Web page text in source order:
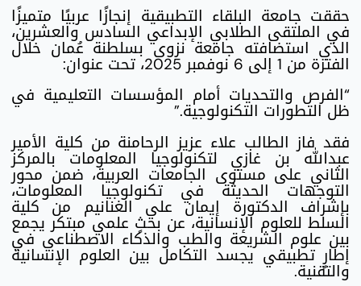
حققت جامعة البلقاء التطبيقية إنجازًا عربيًا متميزًا
في الملتقى الطلابي الإبداعي السادس والعشرين،
الذي استضافته جامعة نزوى بسلطنة عُمان خلال
الفترة من 1 إلى 6 نوفمبر 2025، تحت عنوان:
“الفرص والتحديات أمام المؤسسات التعليمية في
ظل التطورات التكنولوجية.”
فقد فاز الطالب علاء عزيز الرحامنة من كلية الأمير
عبدالله بن غازي لتكنولوجيا المعلومات بالمركز
الثاني على مستوى الجامعات العربية، ضمن محور
التوجهات الحديثة في تكنولوجيا المعلومات،
بإشراف الدكتورة إيمان علي الغنانيم من كلية
السلط للعلوم الإنسانية، عن بحثٍ علمي مبتكر يجمع
بين علوم الشريعة والطب والذكاء الاصطناعي في
إطارٍ تطبيقي يجسد التكامل بين العلوم الإنسانية
والتقنية.